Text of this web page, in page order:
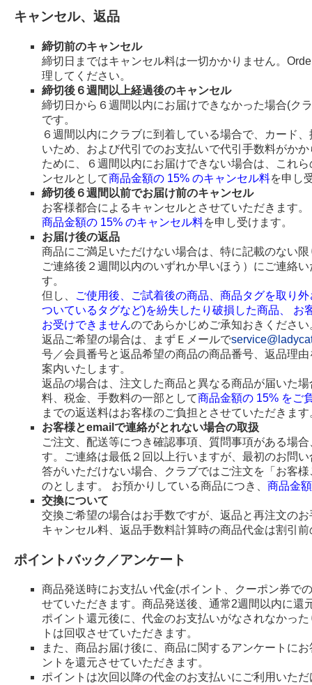
キャンセル、返品
締切前のキャンセル
締切日まではキャンセル料は一切かかりません。
理してください。
締切後６週間以上経過後のキャンセル
締切日から６週間以内にお届けできなかった場合(ク
です。
６週間以内にクラブに到着している場合で、カード
いため、および代引でのお支払いで代引手数料がか
ために、６週間以内にお届けできない場合は、これ
ンセルとして商品金額の 15% のキャンセル料を申し
締切後６週間以前でお届け前のキャンセル
お客様都合によるキャンセルとさせていただきます。
商品金額の 15% のキャンセル料を申し受けます。
お届け後の返品
商品にご満足いただけない場合は、特に記載のない
ご連絡後２週間以内のいずれか早いほう）にご連絡
す。
但し、
ご使用後、ご試着後の商品、商品タグを取り
ついているタグなど)を紛失したり破損した商品、
お受けできませんのであらかじめご承知おきください
返品ご希望の場合は、まずＥメールで
号／会員番号と返品希望の商品の商品番号、返品理
案内いたします。
返品の場合は、注文した商品と異なる商品が届いた
料、税金、手数料の一部として商品金額の 15% をご
までの返送料はお客様のご負担とさせていただきます
お客様とemailで連絡がとれない場合の取扱
ご注文、配送等につき確認事項、質問事項がある場
す。ご連絡は最低２回以上行いますが、最初のお問
答がいただけない場合、クラブではご注文を「お客
のとします。 お預かりしている商品につき、 商品金
交換について
交換ご希望の場合はお手数ですが、返品と再注文の
キャンセル料、返品手数料計算時の商品代金は割引
ポイントバック／アンケート
商品発送時にお支払い代金(ポイント、クーポン券で
せていただきます。商品発送後、通常2週間以内に還
ポイント還元後に、代金のお支払いがなされなかっ
トは回収させていただきます。
また、商品お届け後に、商品に関するアンケートに
ントを還元させていただきます。
ポイントは次回以降の代金のお支払いにご利用いた